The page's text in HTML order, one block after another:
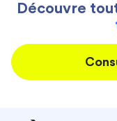
Découvre